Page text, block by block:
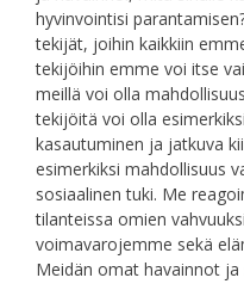
hyvinvointisi
tekijät, joihin kaikkiin
tekijöihin emme voi itse
meillä voi olla
tekijöitä voi olla
kasautuminen ja jatkuva
esimerkiksi mahdollisuus
sosiaalinen tuki. Me
tilanteissa omien
voimavarojemme sekä
Meidän omat havainnot